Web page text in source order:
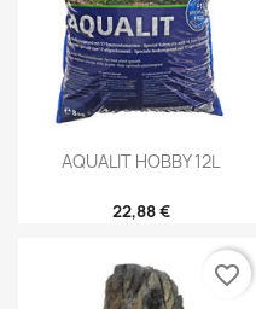
AQUALIT HOBBY 12L
22,88 €
favorite_border